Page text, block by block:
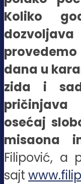
Koliko
dana u
zida i
osećaj
misaona
Filipović, a
sajt